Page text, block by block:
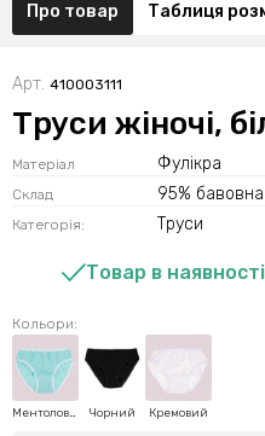
Про товар Таблиця
Арт. 410003111
Труси жіночі,
Матеріал Фулікра
Склад 95%
Категорія: Труси
Товар в наявності
Кольори:
Ментоловий Чорний Кремовий